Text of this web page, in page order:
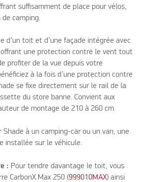
suffisamment de place pour vélos,
de camping.
d’un toit et d’une façade intégrée avec
une protection contre le vent tout
profiter de la vue depuis votre
à la fois d’une protection contre
se fixe directement sur le rail de la
du store banne. Convient aux
de montage de 210 à 260 cm.
Shade à un camping-car ou un van, une
installée sur le véhicule.
: Pour tendre davantage le toit, vous
CarbonX Max 250 (999010MAX) ainsi